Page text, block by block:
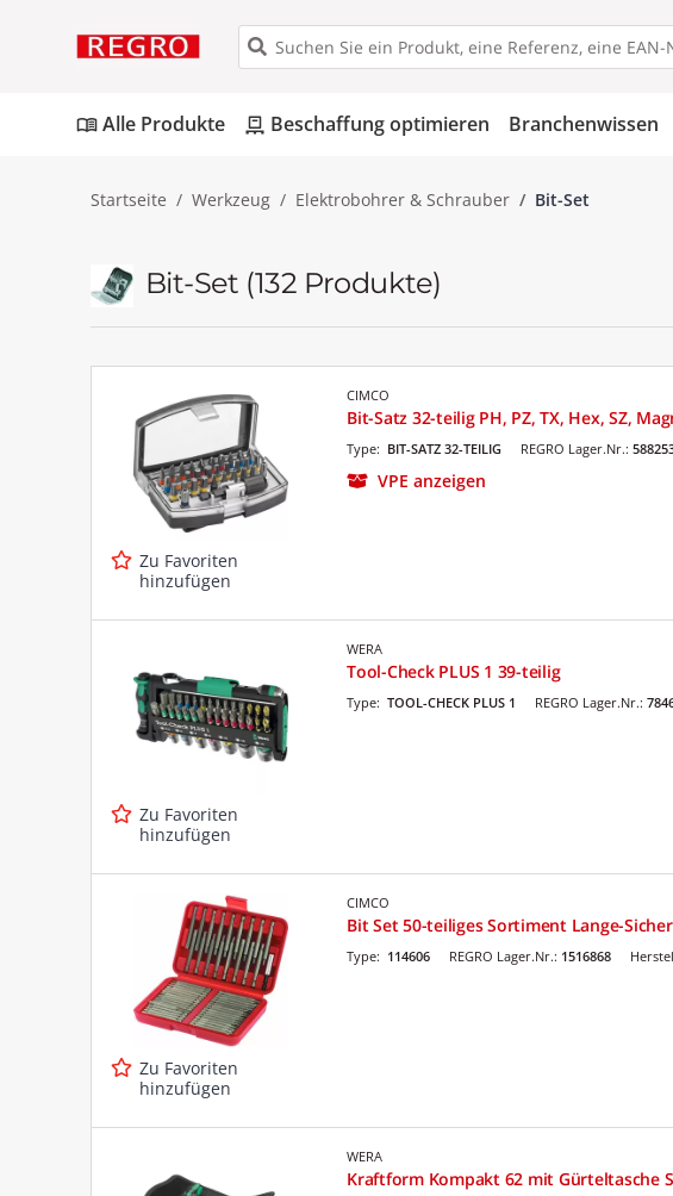
menu_bookAlle Produkte pallet Beschaffung optimieren Branchenwissen
Startseite Werkzeug Elektrobohrer & Schrauber Bit-Set
Bit-Set (132 Produkte)
Zu Favoriten
hinzufügen
CIMCO
Bit-Satz 32-teilig PH, PZ, TX, Hex, SZ,
REGRO Lager.Nr.:
Type: BIT-SATZ 32-TEILIG
VPE anzeigen
Zu Favoriten
hinzufügen
WERA
Tool-Check PLUS 1 39-teilig
REGRO Lager.Nr.:
Type: TOOL-CHECK PLUS 1
Zu Favoriten
hinzufügen
CIMCO
Bit Set 50-teiliges Sortiment Lange-
REGRO Lager.Nr.: 1516868
Type: 114606
WERA
Kraftform Kompakt 62 mit Gürteltasche